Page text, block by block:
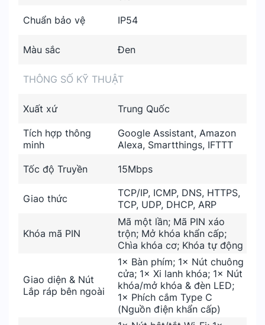
Chuẩn bảo vệ
IP54
Màu sắc Đen
THÔNG SỐ KỸ THUẬT
Xuất xứ Trung Quốc
Tích hợp thông
minh
Google Assistant, Amazon
Alexa, Smartthings, IFTTT
Tốc độ Truyền 15Mbps
Giao thức
TCP/IP, ICMP, DNS, HTTPS,
TCP, UDP, DHCP, ARP
Khóa mã PIN
Mã một lần; Mã PIN xáo
trộn; Mở khóa khẩn cấp;
Chìa khóa cơ; Khóa tự động
Giao diện & Nút
Lắp ráp bên ngoài
1× Bàn phím; 1× Nút chuông
cửa; 1× Xi lanh khóa; 1× Nút
khóa/mở khóa & đèn LED;
1× Phích cắm Type C
(Nguồn điện khẩn cấp)